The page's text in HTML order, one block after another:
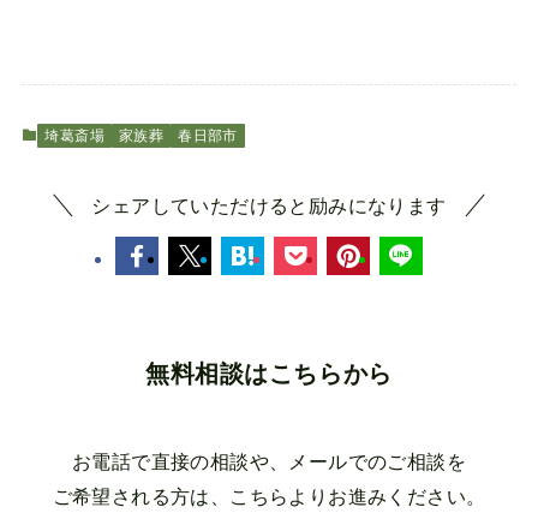
埼葛斎場 家族葬 春日部市
シェアしていただけると励みになります
無料相談はこちらから
お電話で直接の相談や、メールでのご相談を
ご希望される方は、こちらよりお進みください。